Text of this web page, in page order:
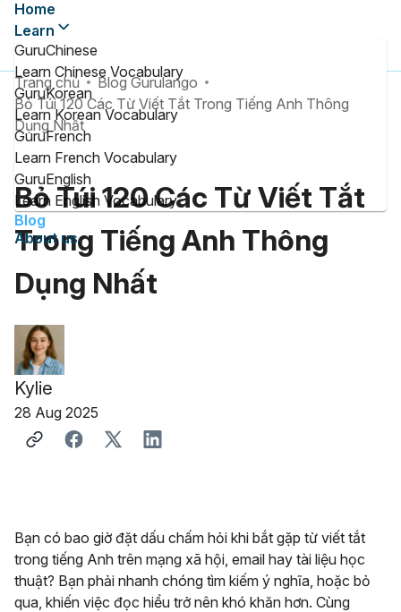
Home
Learn
GuruChinese
Learn Chinese Vocabulary
GuruKorean
Learn Korean Vocabulary
GuruFrench
Learn French Vocabulary
GuruEnglish
Learn English Vocabulary
Blog
About us
Trang chủ
Blog Gurulango
Bỏ Túi 120 Các Từ Viết Tắt Trong Tiếng Anh Thông
Dụng Nhất
Bỏ Túi 120 Các Từ Viết Tắt
Trong Tiếng Anh Thông
Dụng Nhất
Kylie
28 Aug 2025
Bạn có bao giờ đặt dấu chấm hỏi khi bắt gặp từ viết tắt
trong tiếng Anh trên mạng xã hội, email hay tài liệu học
thuật? Bạn phải nhanh chóng tìm kiếm ý nghĩa, hoặc bỏ
qua, khiến việc đọc hiểu trở nên khó khăn hơn. Cùng